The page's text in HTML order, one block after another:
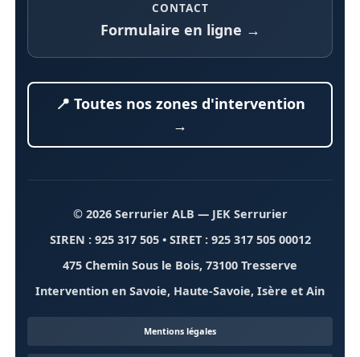
CONTACT
Formulaire en ligne →
📍 Toutes nos zones d'intervention
→
© 2026 Serrurier ALB — JEK Serrurier
SIREN : 925 317 505 • SIRET : 925 317 505 00012
475 Chemin Sous le Bois, 73100 Tresserve
Intervention en Savoie, Haute-Savoie, Isère et Ain
Mentions légales